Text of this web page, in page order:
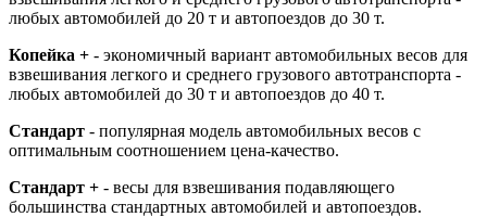
любых автомобилей до 20 т и автопоездов до 30 т.
Копейка + - экономичный вариант автомобильных весов для
взвешивания легкого и среднего грузового автотранспорта -
любых автомобилей до 30 т и автопоездов до 40 т.
Стандарт - популярная модель автомобильных весов с
оптимальным соотношением цена-качество.
Стандарт + - весы для взвешивания подавляющего
большинства стандартных автомобилей и автопоездов.